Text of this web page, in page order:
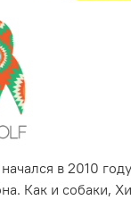
в 2010
Как и собаки,